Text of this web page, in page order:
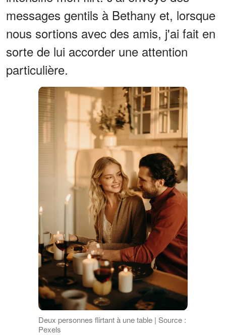
messages gentils à Bethany et, lorsque
nous sortions avec des amis, j'ai fait en
sorte de lui accorder une attention
particulière.
Deux personnes flirtant à une table | Source :
Pexels